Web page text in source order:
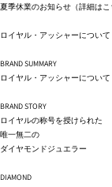
コンテ
進む
夏季休業のお知らせ（詳細は
ロイヤル・アッシャーについて
BRAND SUMMARY
ロイヤル・アッシャーについて
BRAND STORY
ロイヤルの称号を授けられた
唯一無二の
ダイヤモンドジュエラー
DIAMOND